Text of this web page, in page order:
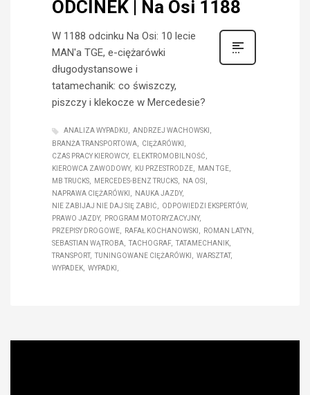
ODCINEK | Na Osi 1188
W 1188 odcinku Na Osi: 10 lecie
MAN'a TGE, e-ciężarówki
długodystansowe i
tatamechanik: co świszczy,
piszczy i klekocze w Mercedesie?
ANALIZA WYPADKU
ANDRZEJ WACHOWSKI
BRANŻA TRANSPORTOWA
CIĘŻARÓWKI
CZAS PRACY KIEROWCY
ELEKTROMOBILNOŚĆ
KIEROWCA ZAWODOWY
KU PRZESTRODZE
MAN TGE
MB TRUCKS
MERCEDES-BENZ TRUCKS
NA OSI
NAPRAWA CIĘŻARÓWKI
NAUKA JAZDY
NIE ZABIJAJ NIE DAJ SIĘ ZABIĆ
ODPOWIEDZI EKSPERTÓW
PRAWO JAZDY
PROGRAM MOTORYZACYJNY
PRZEPISY DROGOWE
RAFAŁ KOCHANOWSKI
ROMAN LATYN
SEBASTIAN WĄTROBA
TACHOGRAF
TATAMECHANIK
TRANSPORT
TUNINGOWANE CIĘŻARÓWKI
WARSZTAT
WYPADEK
WYPADKI